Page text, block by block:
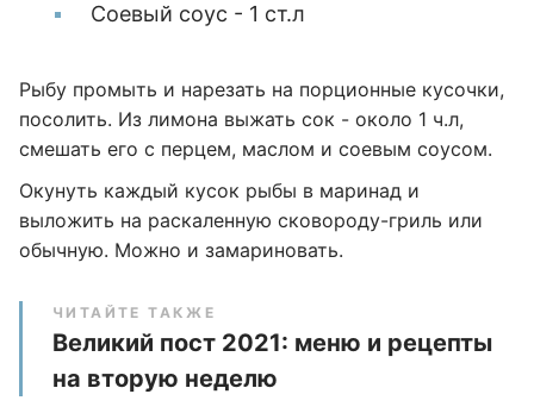
Соевый соус - 1 ст.л
Рыбу промыть и нарезать на порционные кусочки,
посолить. Из лимона выжать сок - около 1 ч.л,
смешать его с перцем, маслом и соевым соусом.
Окунуть каждый кусок рыбы в маринад и
выложить на раскаленную сковороду-гриль или
обычную. Можно и замариновать.
ЧИТАЙТЕ ТАКЖЕ
Великий пост 2021: меню и рецепты
на вторую неделю